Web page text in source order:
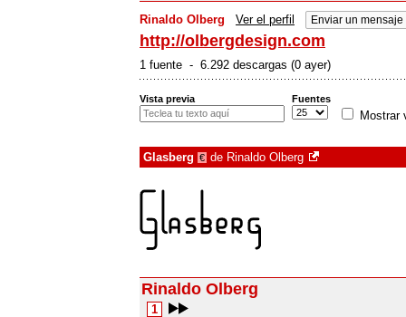
Rinaldo Olberg Ver el perfil Enviar un
http://olbergdesign.com
1 fuente - 6.292 descargas (0 ayer)
Vista previa Fuentes
Mostrar
Glasberg € de Rinaldo Olberg
Rinaldo Olberg
1